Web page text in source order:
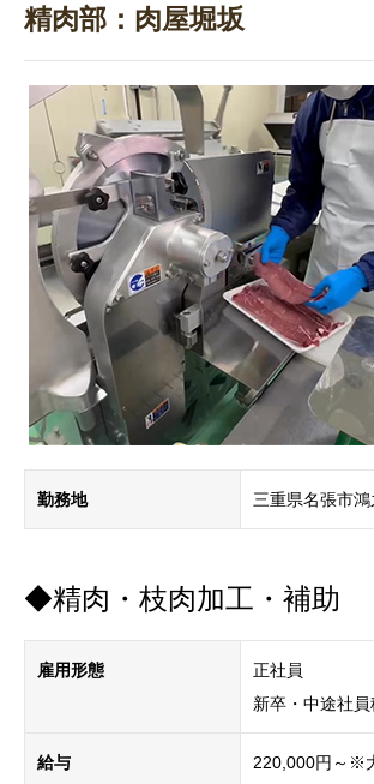
精肉部：肉屋堀坂
勤務地 三重県名張市鴻
◆精肉・枝肉加工・補助
雇用形態
正社員
新卒・中途社
給与
220,000円～※